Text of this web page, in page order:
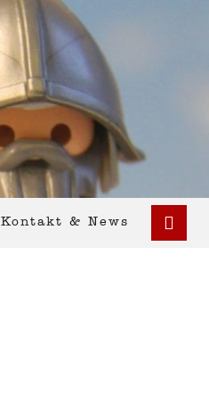
Kontakt & News